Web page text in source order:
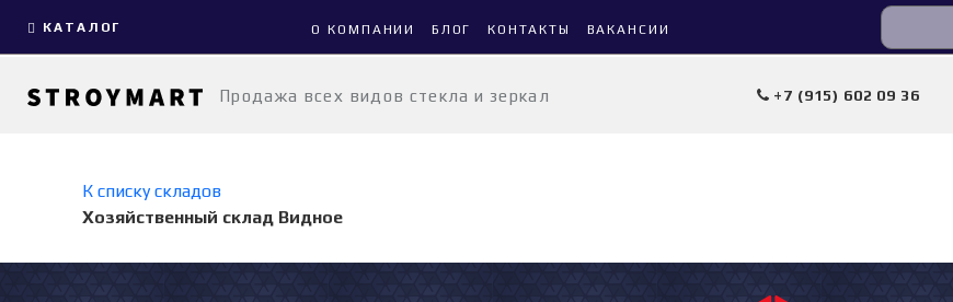
КАТАЛОГ О КОМПАНИИ БЛОГ КОНТАКТЫ ВАКАНСИИ
Продажа всех видов стекла и зеркал +7 (915) 602 09 36
К списку складов
Хозяйственный склад Видное